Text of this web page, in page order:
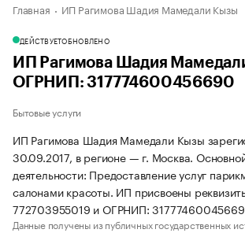
Главная ИП Рагимова Шадия Мамедали Кызы
ДЕЙСТВУЕТОБНОВЛЕНО
ИП Рагимова Шадия
ОГРНИП: 317774600456690
Бытовые услуги
ИП Рагимова Шадия Мамедали Кызы
30.09.2017, в регионе — г. Москва.
деятельности: Предоставление услуг
салонами красоты. ИП присвоены
772703955019 и ОГРНИП:
Данные получены из публичных государственных